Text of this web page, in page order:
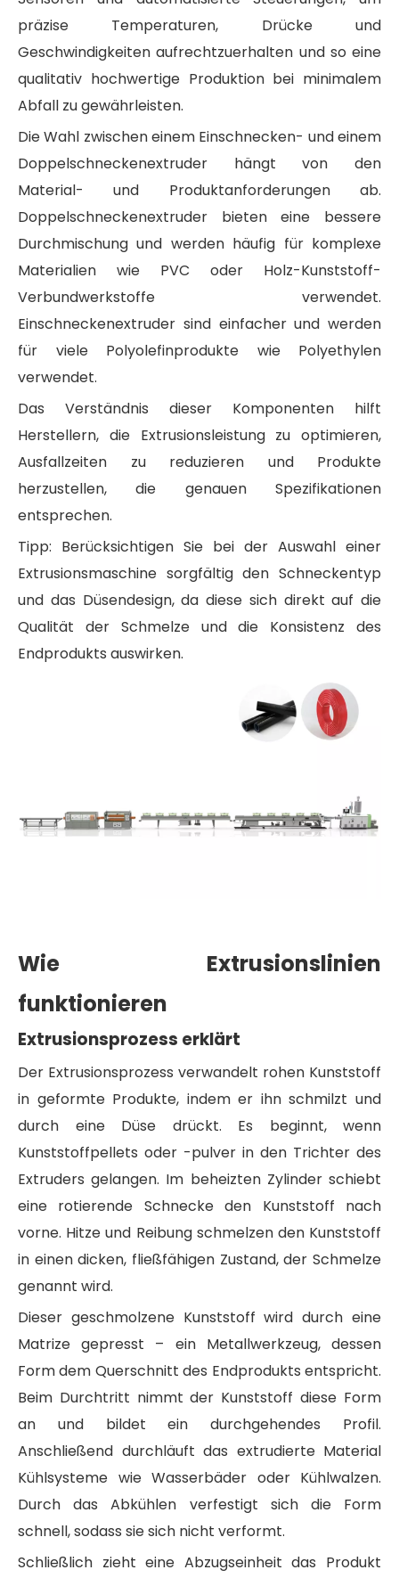
präzise Temperaturen, Drücke und
Geschwindigkeiten aufrechtzuerhalten und so eine
qualitativ hochwertige Produktion bei minimalem
Abfall zu gewährleisten.
Die Wahl zwischen einem Einschnecken- und einem
Doppelschneckenextruder hängt von den
Material- und Produktanforderungen ab.
Doppelschneckenextruder bieten eine bessere
Durchmischung und werden häufig für komplexe
Materialien wie PVC oder Holz-Kunststoff-
Verbundwerkstoffe verwendet.
Einschneckenextruder sind einfacher und werden
für viele Polyolefinprodukte wie Polyethylen
verwendet.
Das Verständnis dieser Komponenten hilft
Herstellern, die Extrusionsleistung zu optimieren,
Ausfallzeiten zu reduzieren und Produkte
herzustellen, die genauen Spezifikationen
entsprechen.
Tipp: Berücksichtigen Sie bei der Auswahl einer
Extrusionsmaschine sorgfältig den Schneckentyp
und das Düsendesign, da diese sich direkt auf die
Qualität der Schmelze und die Konsistenz des
Endprodukts auswirken.
Wie Extrusionslinien
funktionieren
Extrusionsprozess erklärt
Der Extrusionsprozess verwandelt rohen Kunststoff
in geformte Produkte, indem er ihn schmilzt und
durch eine Düse drückt. Es beginnt, wenn
Kunststoffpellets oder -pulver in den Trichter des
Extruders gelangen. Im beheizten Zylinder schiebt
eine rotierende Schnecke den Kunststoff nach
vorne. Hitze und Reibung schmelzen den Kunststoff
in einen dicken, fließfähigen Zustand, der Schmelze
genannt wird.
Dieser geschmolzene Kunststoff wird durch eine
Matrize gepresst – ein Metallwerkzeug, dessen
Form dem Querschnitt des Endprodukts entspricht.
Beim Durchtritt nimmt der Kunststoff diese Form
an und bildet ein durchgehendes Profil.
Anschließend durchläuft das extrudierte Material
Kühlsysteme wie Wasserbäder oder Kühlwalzen.
Durch das Abkühlen verfestigt sich die Form
schnell, sodass sie sich nicht verformt.
Schließlich zieht eine Abzugseinheit das Produkt